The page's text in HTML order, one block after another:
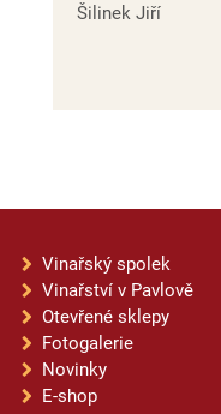
Šilinek Jiří
Vinařský spolek
Vinařství v Pavlově
Otevřené sklepy
Fotogalerie
Novinky
E-shop